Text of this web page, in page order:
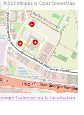
© contributeurs OpenStreetMap
l’adresse ou la localisation